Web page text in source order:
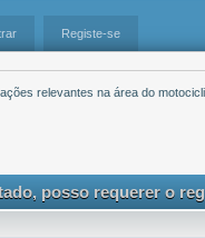
Registe-se
relevantes na área do
posso requerer o